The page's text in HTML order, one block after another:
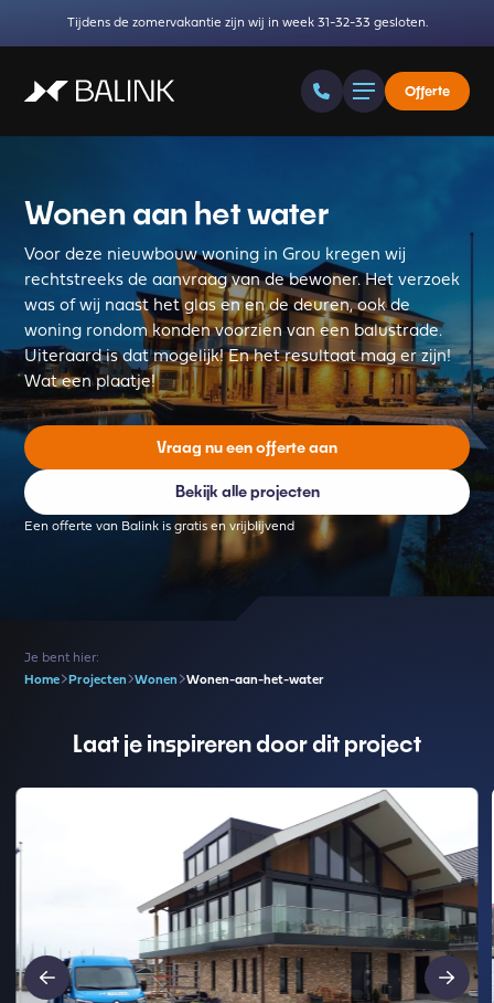
Tijdens de zomervakantie zijn wij in week 31-32-33 gesloten.
Offerte
Wonen aan het water
Voor deze nieuwbouw woning in Grou kregen wij
rechtstreeks de aanvraag van de bewoner. Het verzoek
was of wij naast het glas en en de deuren, ook de
woning rondom konden voorzien van een balustrade.
Uiteraard is dat mogelijk! En het resultaat mag er zijn!
Wat een plaatje!
Vraag nu een offerte aan
Bekijk alle projecten
Een offerte van Balink is gratis en vrijblijvend
Je bent hier:
Home
Projecten Wonen Wonen-aan-het-water
Laat je inspireren door dit project